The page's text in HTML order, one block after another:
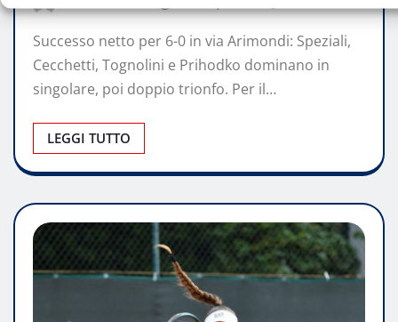
Successo netto per 6-0 in via Arimondi: Speziali,
Cecchetti, Tognolini e Prihodko dominano in
singolare, poi doppio trionfo. Per il…
LEGGI TUTTO